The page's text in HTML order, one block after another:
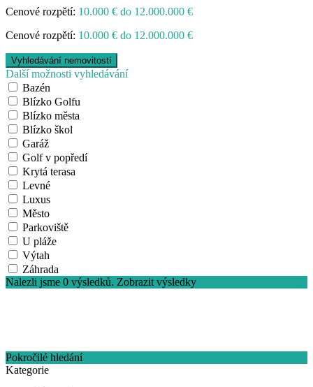
Cenové rozpětí: 10.000 € do 12.000.000 €
Cenové rozpětí: 10.000 € do 12.000.000 €
Další možnosti vyhledávání
Bazén
Blízko Golfu
Blízko města
Blízko škol
Garáž
Golf v popředí
Krytá terasa
Levné
Luxus
Město
Parkoviště
U pláže
Výtah
Záhrada
Nalezli jsme0 výsledků.Zobrazit výsledky
Pokročilé hledání
Kategorie